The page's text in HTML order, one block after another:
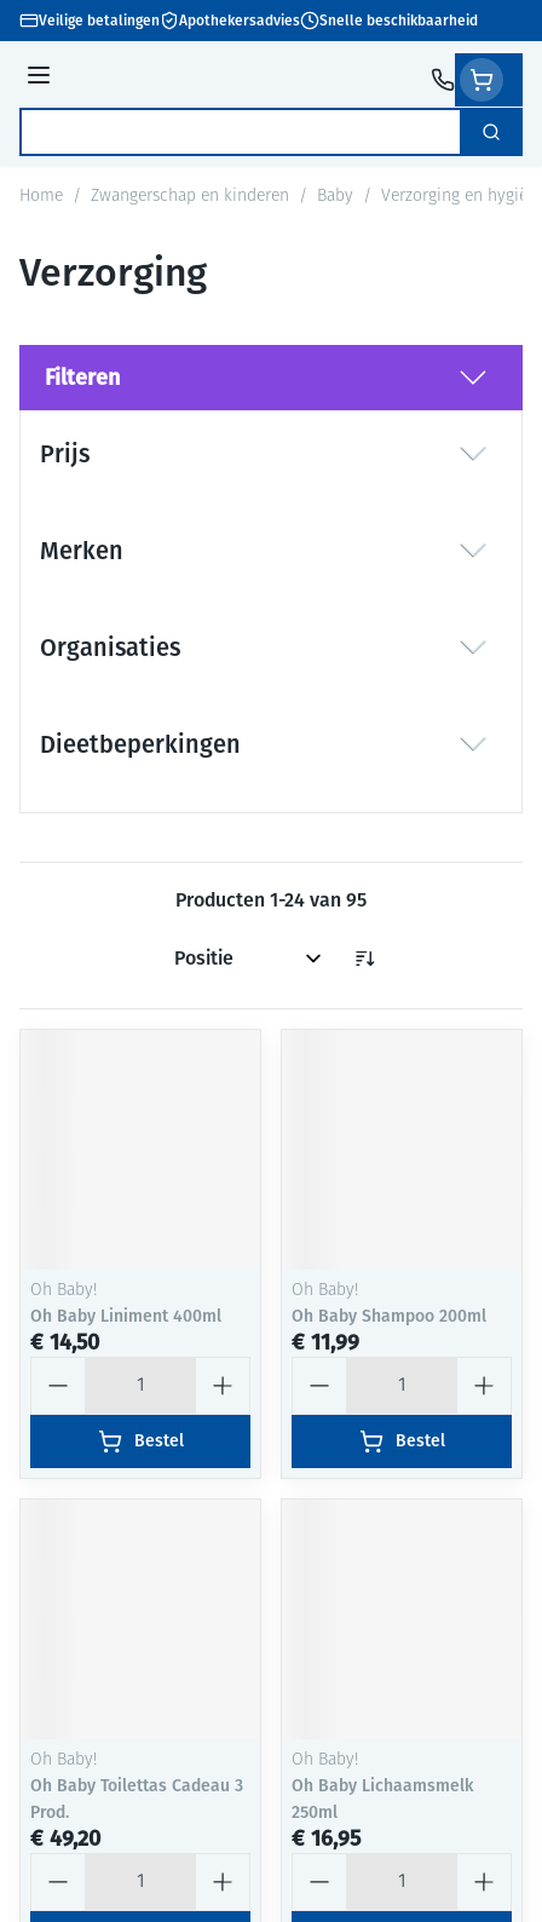
Ga naar de inhoud
Veilige betalingen Apothekersadvies Snelle beschikbaarheid
Menu
Zoek
Home / Zwangerschap en kinderen / Baby / Verzorging en
Verzorging
Filteren
Prijs
Merken
Organisaties
Dieetbeperkingen
Producten 1-24 van 95
Sorteer op:
Oh Baby!
Oh Baby Liniment 400ml
€ 14,50
Bestel
Oh Baby!
Oh Baby Shampoo 200ml
€ 11,99
Bestel
Oh Baby!
Oh Baby Toilettas Cadeau 3
Prod.
€ 49,20
Oh Baby!
Oh Baby Lichaamsmelk
250ml
€ 16,95